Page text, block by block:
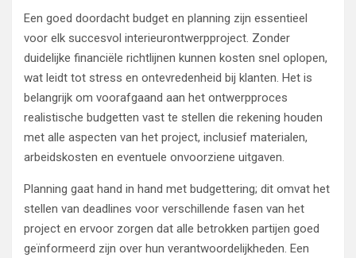
Een goed doordacht budget en planning zijn essentieel
voor elk succesvol interieurontwerpproject. Zonder
duidelijke financiële richtlijnen kunnen kosten snel oplopen,
wat leidt tot stress en ontevredenheid bij klanten. Het is
belangrijk om voorafgaand aan het ontwerpproces
realistische budgetten vast te stellen die rekening houden
met alle aspecten van het project, inclusief materialen,
arbeidskosten en eventuele onvoorziene uitgaven.
Planning gaat hand in hand met budgettering; dit omvat het
stellen van deadlines voor verschillende fasen van het
project en ervoor zorgen dat alle betrokken partijen goed
geïnformeerd zijn over hun verantwoordelijkheden. Een